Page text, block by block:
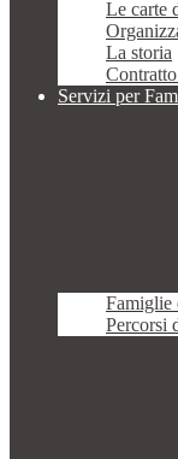
Le carte
La storia
Servizi per
Famiglie
Percorsi